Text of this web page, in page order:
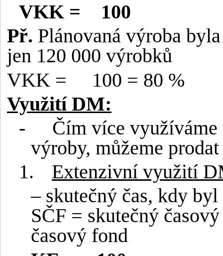
VKK =
100
Př. Plánovaná výroba
jen 120 000 výrobků
VKK =
100 = 80 %
Využití DM:
-
Čím více
výroby, můžeme
1.
Extenzivní využití
– skutečný čas, kdy
SČF = skutečný
časový fond